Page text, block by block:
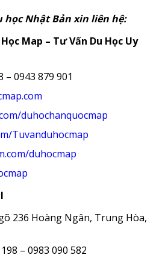
học Nhật Bản xin liên hệ:
Map – Tư Vấn Du Học Uy
– 0943 879 901
duhochanquocmap
Tuvanduhocmap
duhocmap
236 Hoàng Ngân, Trung Hòa,
– 0983 090 582